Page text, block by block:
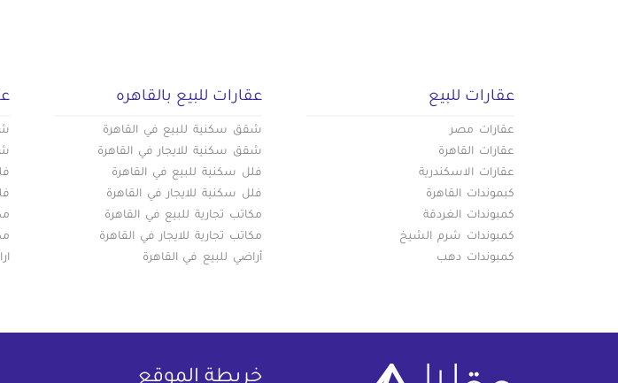
عقارات للبيع
عقارات مصر
عقارات القاهرة
عقارات الاسكندرية
كبموندات القاهرة
كمبوندات الغردقة
كمبوندات شرم الشيخ
كمبوندات دهب
عقارات للبيع بالقاهره
شقق سكنية للبيع في القاهرة
شقق سكنية للايجار في القاهرة
فلل سكنية للبيع في القاهرة
فلل سكنية للايجار في القاهرة
مكاتب تجارية للبيع في القاهرة
مكاتب تجارية للايجار في القاهرة
أراضي للبيع في القاهرة
خريطة الموقع